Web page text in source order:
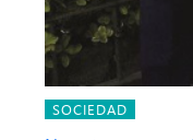
SOCIEDAD